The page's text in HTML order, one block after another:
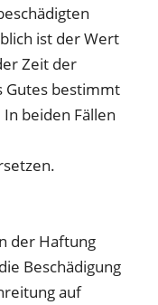
ist der Wert
Zeit der
Gutes bestimmt
beiden Fällen
der Haftung
Beschädigung
auf